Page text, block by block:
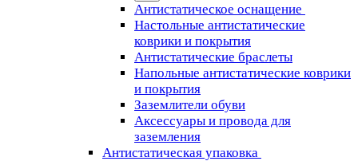
Антистатическое оснащение
Настольные антистатические
коврики и покрытия
Антистатические браслеты
Напольные антистатические коврики
и покрытия
Заземлители обуви
Аксессуары и провода для
заземления
Антистатическая упаковка